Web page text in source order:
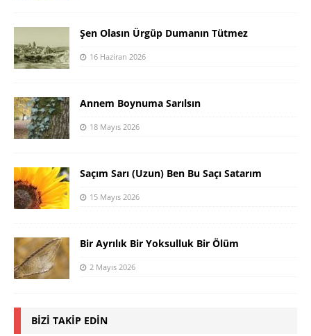
Şen Olasın Ürgüp Dumanın Tütmez
16 Haziran 2026
Annem Boynuma Sarılsın
18 Mayıs 2026
Saçım Sarı (Uzun) Ben Bu Saçı Satarım
15 Mayıs 2026
Bir Ayrılık Bir Yoksulluk Bir Ölüm
2 Mayıs 2026
BIZI TAKIP EDIN